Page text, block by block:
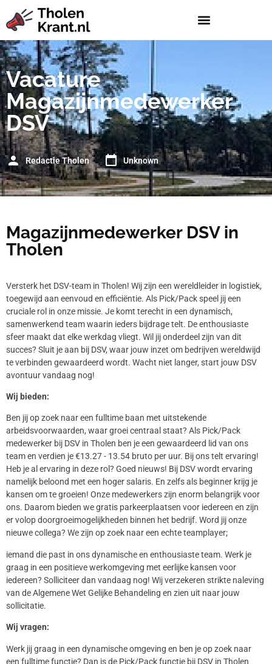
Vacature
Magazijnmedewerker
DSV
Redactie Tholen Unknown
Magazijnmedewerker DSV in
Tholen
Versterk het DSV-team in Tholen! Wij zijn een wereldleider in logistiek,
toegewijd aan eenvoud en efficiëntie. Als Pick/Pack speel jij een
cruciale rol in onze missie. Je komt terecht in een dynamisch,
samenwerkend team waarin ieders bijdrage telt. De enthousiaste
sfeer maakt dat elke werkdag vliegt. Wil jij onderdeel zijn van dit
succes? Sluit je aan bij DSV, waar jouw inzet om bedrijven wereldwijd
te verbinden gewaardeerd wordt. Wacht niet langer, start jouw DSV
avontuur vandaag nog!
Wij bieden:
Ben jij op zoek naar een fulltime baan met uitstekende
arbeidsvoorwaarden, waar groei centraal staat? Als Pick/Pack
medewerker bij DSV in Tholen ben je een gewaardeerd lid van ons
team en verdien je €13.27 - 13.54 bruto per uur. Bij ons telt ervaring!
Heb je al ervaring in deze rol? Goed nieuws! Bij DSV wordt ervaring
namelijk beloond met een hoger salaris. En zelfs als beginner krijg je
kansen om te groeien! Onze medewerkers zijn enorm belangrijk voor
ons. Daarom bieden we gratis parkeerplaatsen voor iedereen en zijn
er volop doorgroeimogelijkheden binnen het bedrijf. Word jij onze
nieuwe collega? We zijn op zoek naar een echte teamplayer;
iemand die past in ons dynamische en enthousiaste team. Werk je
graag in een positieve werkomgeving met eerlijke kansen voor
iedereen? Solliciteer dan vandaag nog! Wij verzekeren strikte naleving
van de Algemene Wet Gelijke Behandeling en zien uit naar jouw
sollicitatie.
Wij vragen:
Werk jij graag in een dynamische omgeving en ben je op zoek naar
een fulltime functie? Dan is de Pick/Pack functie bij DSV in Tholen